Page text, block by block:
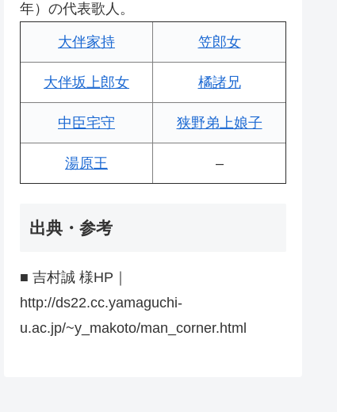
年）の代表歌人。
大伴家持 笠郎女
大伴坂上郎女 橘諸兄
中臣宅守 狭野弟上娘子
湯原王 –
出典・参考
■ 吉村誠 様HP｜
http://ds22.cc.yamaguchi-
u.ac.jp/~y_makoto/man_corner.html